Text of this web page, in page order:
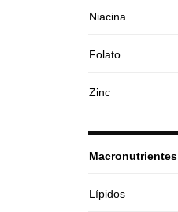
Niacina
Folato
Zinc
Macronutrientes
Lípidos